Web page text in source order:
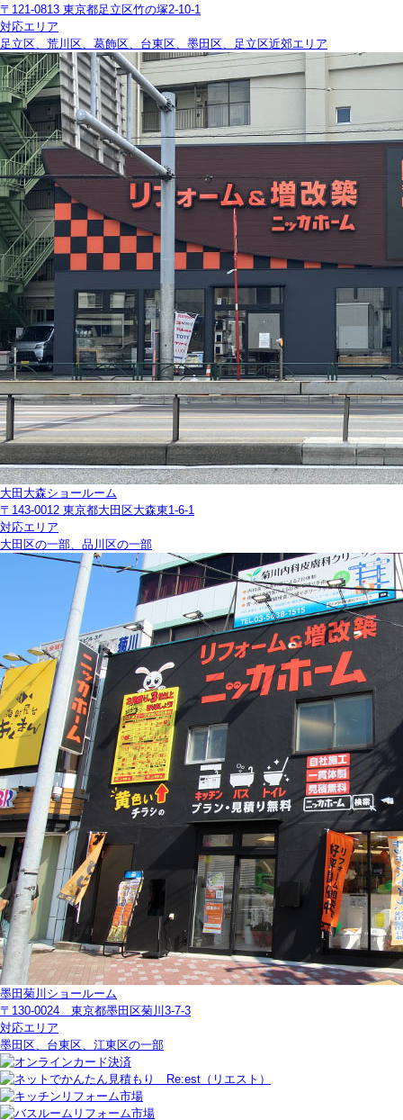
〒121-0813 東京都足立区竹の塚2-10-1
対応エリア
足立区、荒川区、葛飾区、台東区、墨田区、足立区近郊エリア
大田大森ショールーム
〒143-0012 東京都大田区大森東1-6-1
対応エリア
大田区の一部、品川区の一部
墨田菊川ショールーム
〒130-0024 東京都墨田区菊川3-7-3
対応エリア
墨田区、台東区、江東区の一部